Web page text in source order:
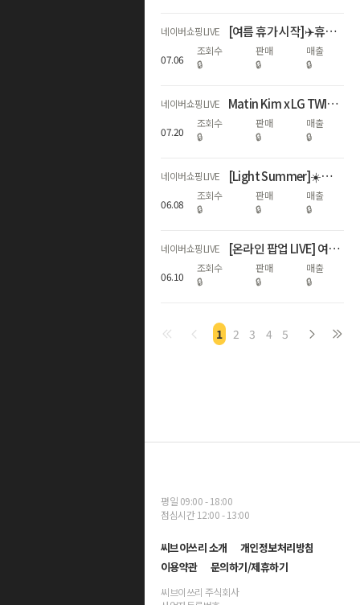
네이버쇼핑LIVE [여름 휴가 시작]✈️휴가 짐은 이걸로 끝! 🧳코르딕스 캐리어
07.06
조회수
🔒
판매
🔒
매출
🔒
네이버쇼핑LIVE Matin Kim x LG TWINS 콜라보 라이브
07.20
조회수
🔒
판매
🔒
매출
🔒
네이버쇼핑LIVE [Light Summer]☀️가벼운 여름여행 시작⛱️코르딕스 캐리어
06.08
조회수
🔒
판매
🔒
매출
🔒
네이버쇼핑LIVE [온라인 팝업 LIVE] 여름에도 쾌적하고 편안한 르무통 하루 혜택!
06.10
조회수
🔒
판매
🔒
매출
🔒
1 2 3 4 5
평일 09:00 - 18:00
점심시간 12:00 - 13:00
씨브이쓰리 소개
개인정보처리방침
이용약관
문의하기/제휴하기
씨브이쓰리 주식회사